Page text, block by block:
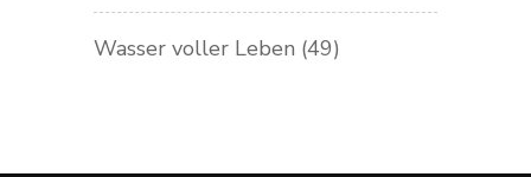
Wasser voller Leben (49)